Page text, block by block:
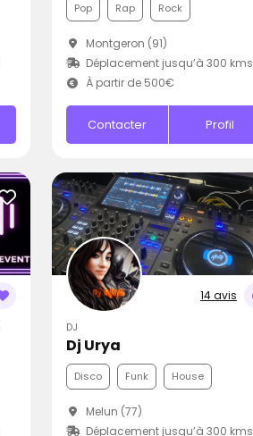
Pop Rap Rock
Montgeron (91)
Déplacement jusqu’à 300 kms
À partir de 500€
Contacter Profil
14 avis
DJ
Dj Urya
Disco Funk House
Melun (77)
Déplacement jusqu’à 300 kms